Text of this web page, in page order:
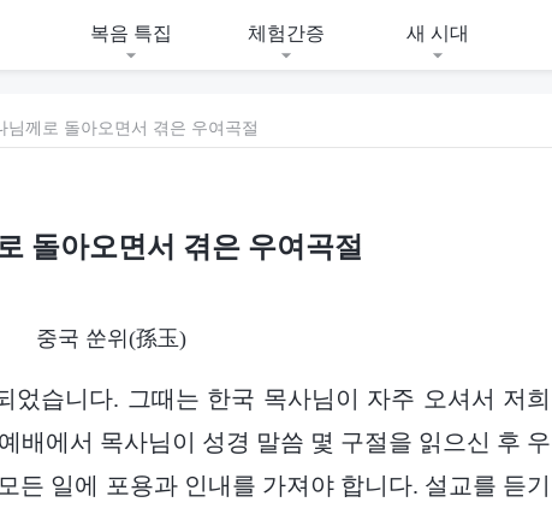
복음 특집 체험간증 새 시대
님께로 돌아오면서 겪은 우여곡절
돌아오면서 겪은 우여곡절
중국 쑨위(孫玉)
었습니다. 그때는 한국 목사님이 자주 오셔서 저희
배에서 목사님이 성경 말씀 몇 구절을 읽으신 후 우
든 일에 포용과 인내를 가져야 합니다. 설교를 듣기